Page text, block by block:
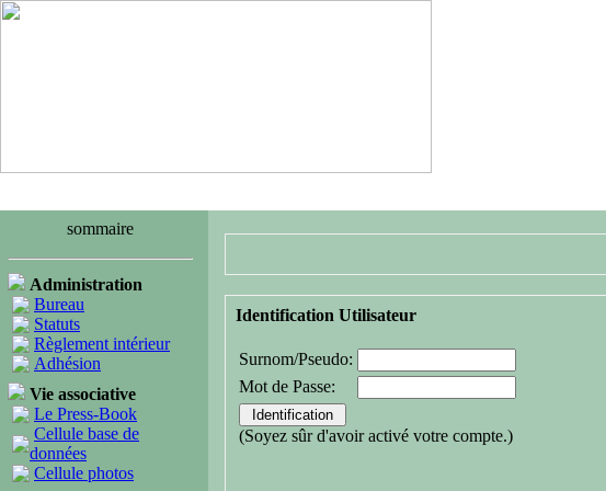
sommaire
Administration
Bureau
Statuts
Règlement intérieur
Adhésion
Vie associative
Le Press-Book
Cellule base de
données
Cellule photos
Identification Utilisateur
Surnom/Pseudo:
Mot de Passe:
(Soyez sûr d'avoir activé votre compte.)